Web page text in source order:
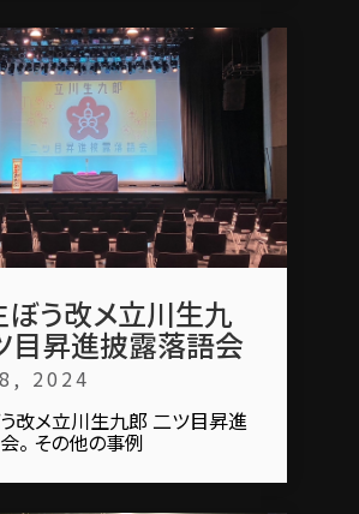
う改メ立川生九
目昇進披露落語会
2024
改メ立川生九郎 二ツ目昇進
。 その他の事例